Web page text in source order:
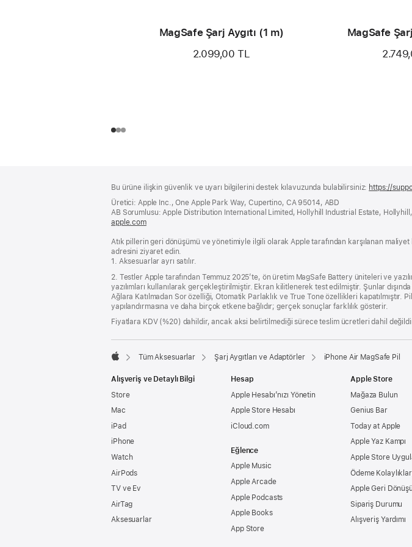
MagSafe Şarj Aygıtı (1 m)
2.099,00 TL
MagSafe
Bilgi
Bu ürüne ilişkin güvenlik ve uyarı bilgilerini destek kılavuzunda bulabilirsiniz: https://
Üretici: Apple Inc., One Apple Park Way, Cupertino, CA 95014, ABD
AB Sorumlusu: Apple Distribution International Limited, Hollyhill Industrial Estate,
apple.com(yeni
pencerede
açılır)
Atık pillerin geri dönüşümü ve yönetimiyle ilgili olarak Apple tarafından karşılanan
adresini ziyaret edin.
1. Aksesuarlar ayrı satılır.
2. Testler Apple tarafından Temmuz 2025’te, ön üretim MagSafe Battery üniteleri ve
yazılımları kullanılarak gerçekleştirilmiştir. Ekran kilitlenerek test edilmiştir. Şunlar
Ağlara Katılmadan Sor özelliği, Otomatik Parlaklık ve True Tone özellikleri
yapılandırmasına ve daha birçok etkene bağlıdır; gerçek sonuçlar farklılık gösterir.
Fiyatlara KDV (%20) dahildir, ancak aksi belirtilmediği sürece teslim ücretleri dahil
Tüm Aksesuarlar Şarj Aygıtları ve Adaptörler iPhone Air MagSafe Pil
Alışveriş ve Detaylı Bilgi
Store
Mac
iPad
iPhone
Watch
AirPods
TV ve Ev
AirTag
Aksesuarlar
Hesap
Apple Hesabı’nızı Yönetin
Apple Store Hesabı
iCloud.com
Eğlence
Apple Music
Apple Arcade
Apple Podcasts
Apple Books
App Store
Apple Store
Mağaza Bulun
Genius Bar
Today at Apple
Apple Yaz Kampı
Apple Store
Ödeme
Apple Geri
Sipariş Durumu
Alışveriş Yardımı